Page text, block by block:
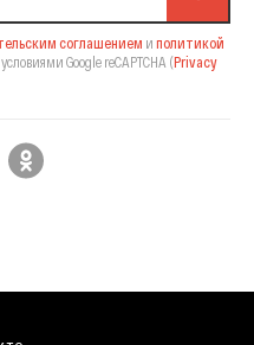
соглашением и политикой
Google reCAPTCHA (Privacy